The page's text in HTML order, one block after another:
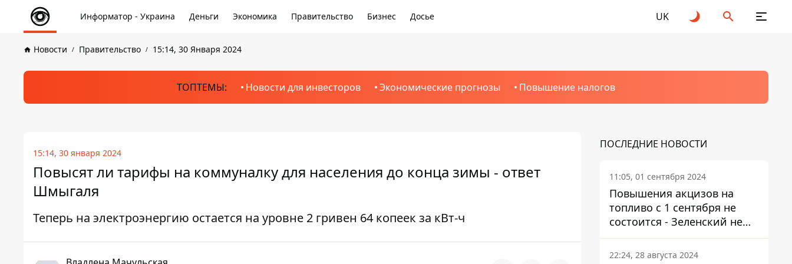
Информатор - Украина Деньги Экономика Правительство Бизнес Досье UK
Новости Правительство 15:14, 30 Января 2024
ТОПТЕМЫ: Новости для инвесторов Экономические прогнозы Повышение налогов
15:14, 30 января 2024
Повысят ли тарифы на коммуналку для населения до конца зимы - ответ
Шмыгаля
Теперь на электроэнергию остается на уровне 2 гривен 64 копеек за кВт-ч
ПОСЛЕДНИЕ НОВОСТИ
11:05, 01 сентября 2024
Повышения акцизов на
топливо с 1 сентября не
состоится - Зеленский не
подписал закон
22:24, 28 августа 2024